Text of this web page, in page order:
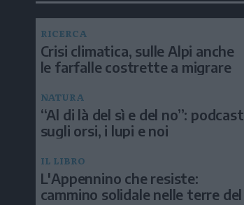
RICERCA
Crisi climatica, sulle Alpi anche
le farfalle costrette a migrare
NATURA
“Al di là del sì e del no”: podcast
sugli orsi, i lupi e noi
IL LIBRO
L'Appennino che resiste:
cammino solidale nelle terre del